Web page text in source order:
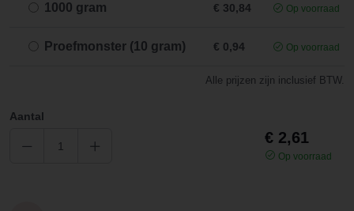
1000 gram € 30,84 Op voorraad
Proefmonster (10 gram) € 0,94 Op voorraad
Alle prijzen zijn inclusief BTW.
Aantal
€ 2,61
Op voorraad